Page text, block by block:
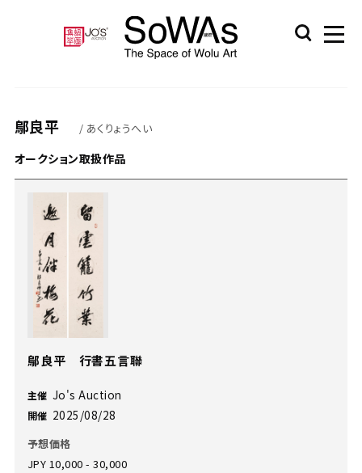
鄔良平 / あくりょうへい
オークション取扱作品
鄔良平 行書五言聯
主催 Jo's Auction
開催 2025/08/28
予想価格
JPY 10,000 - 30,000